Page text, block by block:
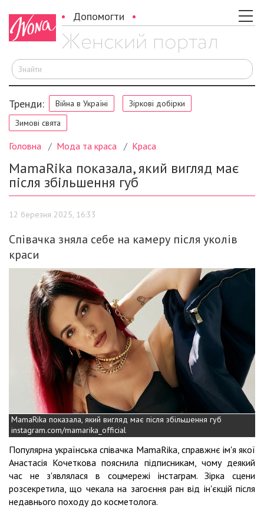
Допомогти
Тренди: Війна в Україні
Зіркові добірки
Зимові свята
Головна Мода та краса Краса
MamaRika показала, який вигляд має
після збільшення губ
12 березня 2025, 16:33
Співачка зняла себе на камеру після уколів
краси
MamaRika показала, який вигляд має після збільшення губ
instagram.com/mamarika_official
Популярна українська співачка MamaRika, справжнє ім'я якої
Анастасія Кочеткова пояснила підписникам, чому деякий
час не з'являлася в соцмережі інстаграм. Зірка сцени
розсекретила, що чекала на загоєння ран від ін'єкцій після
недавнього походу до косметолога.